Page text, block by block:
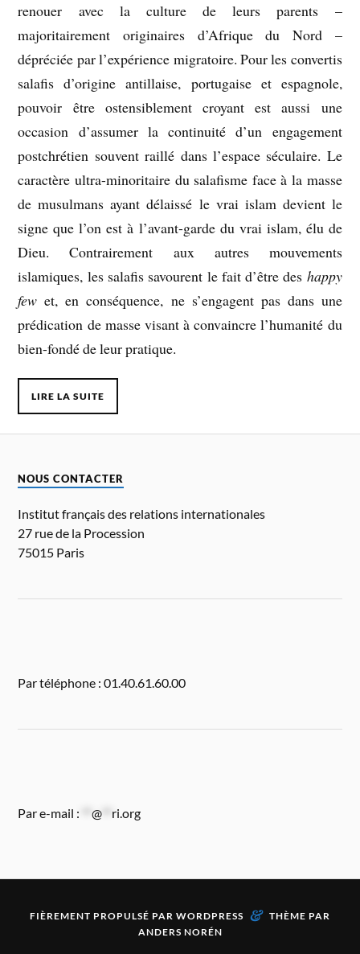
renouer avec la culture de leurs parents –
majoritairement originaires d’Afrique du Nord –
dépréciée par l’expérience migratoire. Pour les convertis
salafis d’origine antillaise, portugaise et espagnole,
pouvoir être ostensiblement croyant est aussi une
occasion d’assumer la continuité d’un engagement
postchrétien souvent raillé dans l’espace séculaire. Le
caractère ultra-minoritaire du salafisme face à la masse
de musulmans ayant délaissé le vrai islam devient le
signe que l’on est à l’avant-garde du vrai islam, élu de
Dieu. Contrairement aux autres mouvements
islamiques, les salafis savourent le fait d’être des happy
few et, en conséquence, ne s’engagent pas dans une
prédication de masse visant à convaincre l’humanité du
bien-fondé de leur pratique.
LIRE LA SUITE
NOUS CONTACTER
Institut français des relations internationales
27 rue de la Procession
75015 Paris
Par téléphone : 01.40.61.60.00
Par e-mail : **@ ri.org
FIÈREMENT PROPULSÉ PAR WORDPRESS & THÈME PAR
ANDERS NORÉN